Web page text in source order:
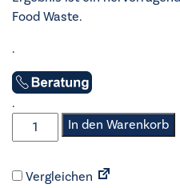
Food Waste.
.
.
AEG
-
Kühlgerät
In den Warenkorb
Vergleichen